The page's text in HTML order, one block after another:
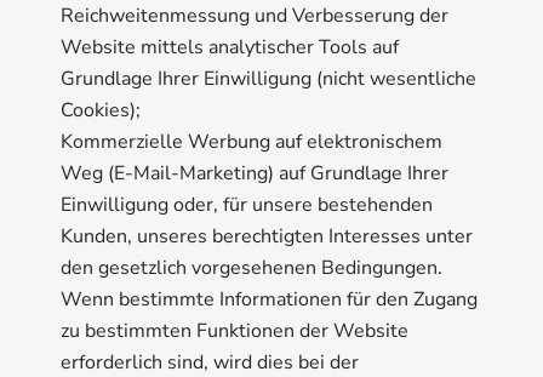
Reichweitenmessung und Verbesserung der
Website mittels analytischer Tools auf
Grundlage Ihrer Einwilligung (nicht wesentliche
Cookies);
Kommerzielle Werbung auf elektronischem
Weg (E-Mail-Marketing) auf Grundlage Ihrer
Einwilligung oder, für unsere bestehenden
Kunden, unseres berechtigten Interesses unter
den gesetzlich vorgesehenen Bedingungen.
Wenn bestimmte Informationen für den Zugang
zu bestimmten Funktionen der Website
erforderlich sind, wird dies bei der